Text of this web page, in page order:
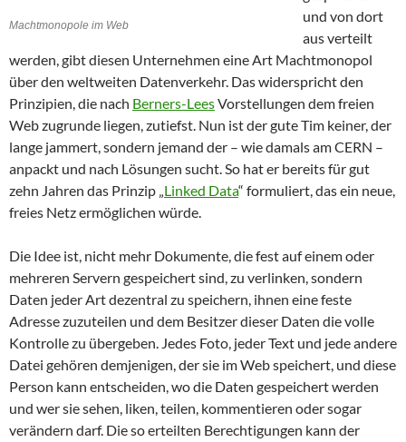
Machtmonopole im Web
und von dort
aus verteilt
werden, gibt diesen Unternehmen eine Art Machtmonopol
über den weltweiten Datenverkehr. Das widerspricht den
Prinzipien, die nach Berners-LeesVorstellungen dem freien
Web zugrunde liegen, zutiefst. Nun ist der gute Tim keiner, der
lange jammert, sondern jemand der – wie damals am CERN –
anpackt und nach Lösungen sucht. So hat er bereits für gut
zehn Jahren das Prinzip „Linked Data“ formuliert, das ein neue,
freies Netz ermöglichen würde.
Die Idee ist, nicht mehr Dokumente, die fest auf einem oder
mehreren Servern gespeichert sind, zu verlinken, sondern
Daten jeder Art dezentral zu speichern, ihnen eine feste
Adresse zuzuteilen und dem Besitzer dieser Daten die volle
Kontrolle zu übergeben. Jedes Foto, jeder Text und jede andere
Datei gehören demjenigen, der sie im Web speichert, und diese
Person kann entscheiden, wo die Daten gespeichert werden
und wer sie sehen, liken, teilen, kommentieren oder sogar
verändern darf. Die so erteilten Berechtigungen kann der